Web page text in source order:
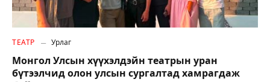
ТЕАТР Урлаг
Монгол Улсын хүүхэлдэйн театрын уран
бүтээлчид олон улсын сургалтад хамрагдаж